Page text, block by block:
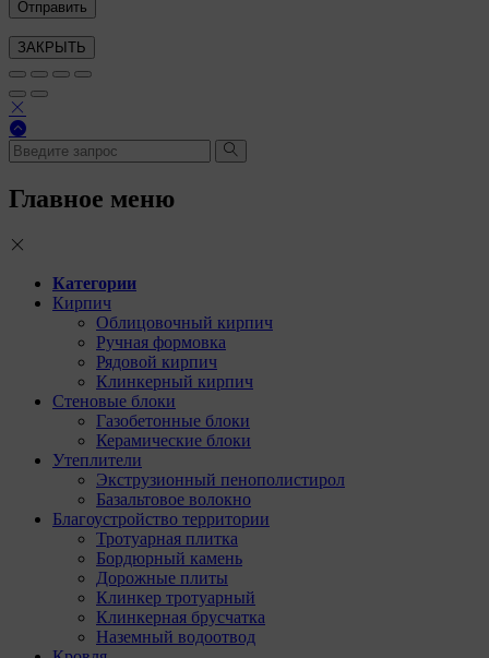
ЗАКРЫТЬ
Главное меню
Категории
Кирпич
Облицовочный кирпич
Ручная формовка
Рядовой кирпич
Клинкерный кирпич
Стеновые блоки
Газобетонные блоки
Керамические блоки
Утеплители
Экструзионный пенополистирол
Базальтовое волокно
Благоустройство территории
Тротуарная плитка
Бордюрный камень
Дорожные плиты
Клинкер тротуарный
Клинкерная брусчатка
Наземный водоотвод